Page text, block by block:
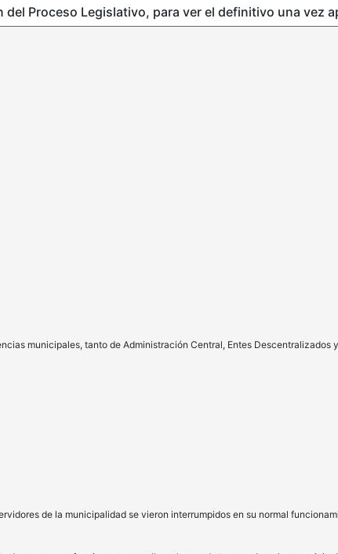
Proceso Legislativo, para ver el definitivo una vez
municipales, tanto de Administración Central, Entes Descentralizados
de la municipalidad se vieron interrumpidos en su normal